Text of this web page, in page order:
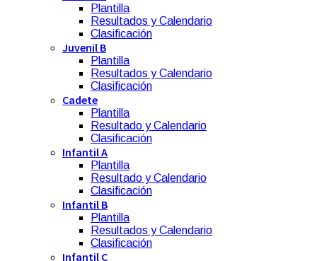
Plantilla
Resultados y Calendario
Clasificación
Juvenil B
Plantilla
Resultados y Calendario
Clasificación
Cadete
Plantilla
Resultado y Calendario
Clasificación
Infantil A
Plantilla
Resultado y Calendario
Clasificación
Infantil B
Plantilla
Resultados y Calendario
Clasificación
Infantil C